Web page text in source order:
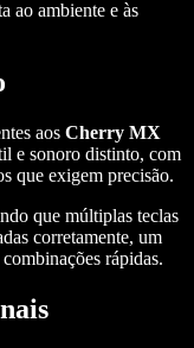
ao ambiente e às
aos Cherry MX
e sonoro distinto, com
que exigem precisão.
que múltiplas teclas
corretamente, um
rápidas.